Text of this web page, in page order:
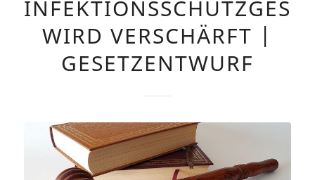
WIRD VERSCHÄRFT |
GESETZENTWURF